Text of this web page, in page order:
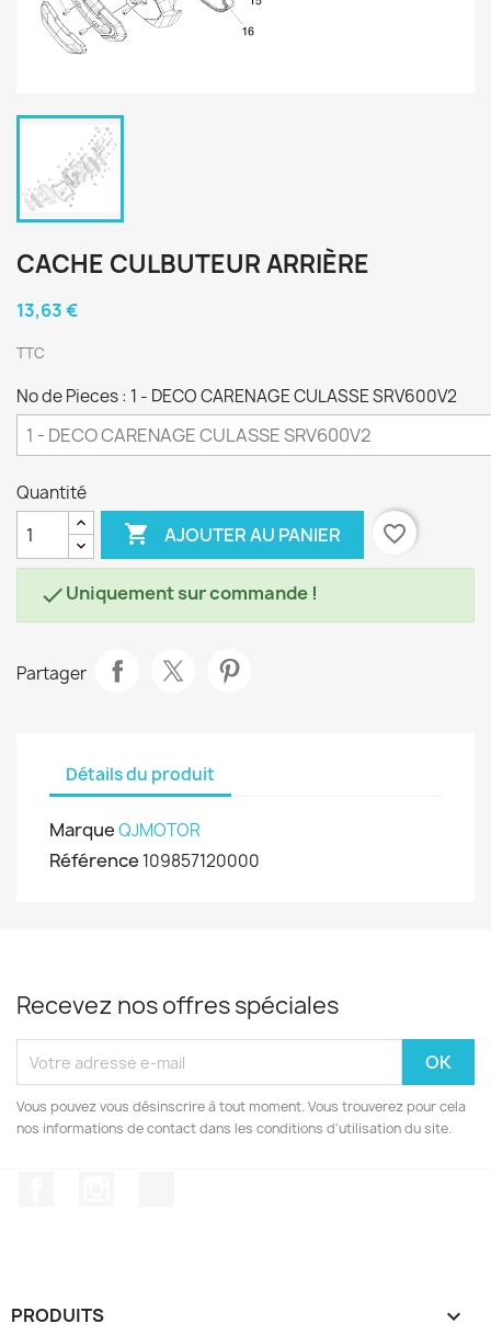
CACHE CULBUTEUR ARRIÈRE
13,63 €
TTC
No de Pieces : 1 - DECO CARENAGE CULASSE SRV600V2
Quantité
 AJOUTER AU PANIER favorite_border
Uniquement sur commande !
Partager
Détails du produit
MarqueQJMOTOR
Référence 109857120000
Recevez nos offres spéciales
Vous pouvez vous désinscrire à tout moment. Vous trouverez pour cela
nos informations de contact dans les conditions d'utilisation du site.
PRODUITS 